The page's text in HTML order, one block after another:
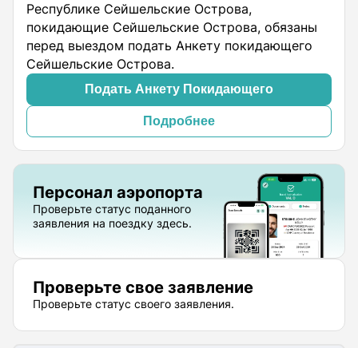
Республике Сейшельские Острова,
покидающие Сейшельские Острова, обязаны
перед выездом подать Анкету покидающего
Сейшельские Острова.
Подать Анкету Покидающего
Подробнее
Персонал аэропорта
Проверьте статус поданного
заявления на поездку здесь.
Проверьте свое заявление
Проверьте статус своего заявления.